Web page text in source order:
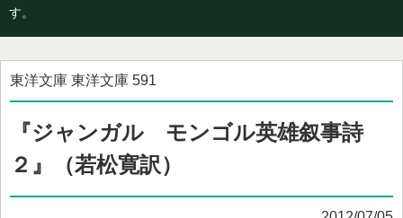
す。
東洋文庫 東洋文庫 591
『ジャンガル モンゴル英雄叙事詩
２』（若松寛訳）